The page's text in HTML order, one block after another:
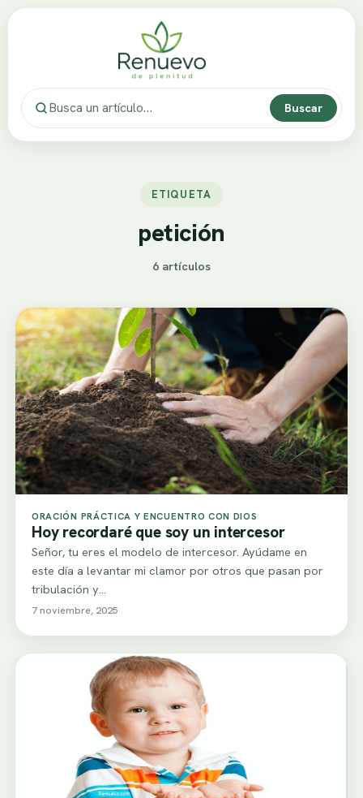
Buscar
ETIQUETA
petición
6 artículos
ORACIÓN PRÁCTICA Y ENCUENTRO CON DIOS
Hoy recordaré que soy un intercesor
Señor, tu eres el modelo de intercesor. Ayúdame en
este día a levantar mi clamor por otros que pasan por
tribulación y…
7 noviembre, 2025